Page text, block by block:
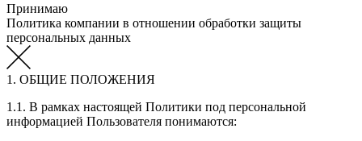
Принимаю
Политика компании в отношении обработки защиты
персональных данных
1. ОБЩИЕ ПОЛОЖЕНИЯ
1.1. В рамках настоящей Политики под персональной
информацией Пользователя понимаются: